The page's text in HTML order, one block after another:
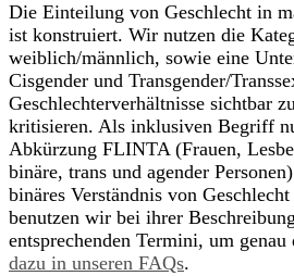
Die Einteilung von Geschlecht in
ist konstruiert. Wir nutzen die
weiblich/männlich, sowie eine
Cisgender und Transgender/
Geschlechterverhältnisse sichtbar
kritisieren. Als inklusiven Begriff
Abkürzung FLINTA (Frauen,
binäre, trans und agender
binäres Verständnis von
benutzen wir bei ihrer
entsprechenden Termini, um genau
dazu in unseren FAQs.